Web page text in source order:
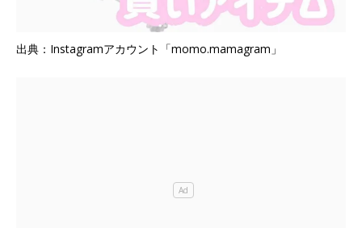
出典：Instagramアカウント「momo.mamagram」